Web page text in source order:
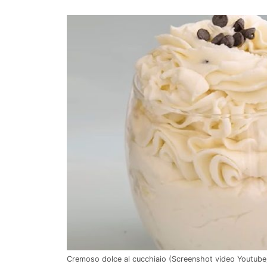
Cremoso dolce al cucchiaio (Screenshot video